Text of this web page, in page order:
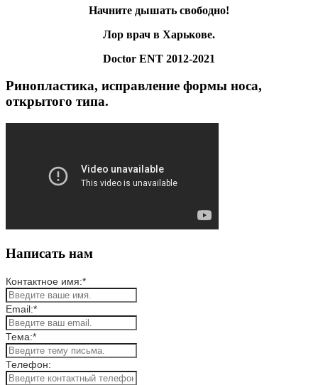
Начните дышать свободно!
Лор врач в Харькове.
Doctor ENT 2012-2021
Ринопластика, исправление формы носа,
открытого типа.
Написать нам
Контактное имя:*
Email:*
Тема:*
Телефон: